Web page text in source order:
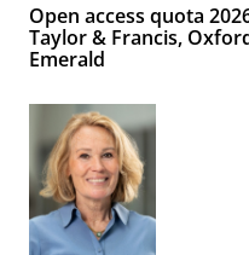
Open access quota
Taylor & Francis,
Emerald